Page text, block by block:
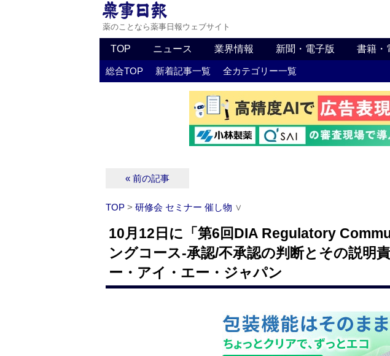
薬のことなら薬事日報ウェブサイト
TOP ニュース 業界情報 新聞・電子版 書籍・
総合TOP 新着記事一覧 全カテゴリー一覧
« 前の記事
TOP > 研修会 セミナー 催し物 ∨
10月12日に「第6回DIA Regulatory
ングコース‐承認/不承認の判断とその説明
ー・アイ・エー・ジャパン